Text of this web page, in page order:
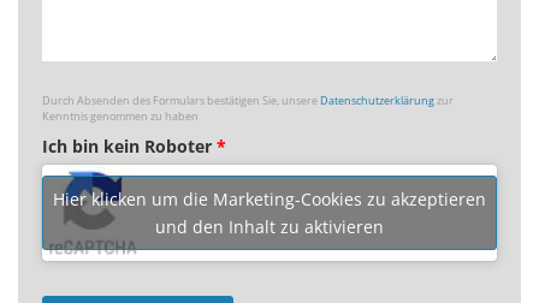
Durch Absenden des Formulars bestätigen Sie, unsereDatenschutzerklärung zur
Kenntnis genommen zu haben
Ich bin kein Roboter *
Hier klicken um die Marketing-Cookies zu akzeptieren
und den Inhalt zu aktivieren